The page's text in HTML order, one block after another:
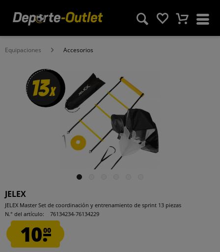
Equipaciones Accesorios
13x
JELEX
JELEX Master Set de coordinación y entrenamiento de sprint 13 piezas
N.° del artículo:
76134234-76134229
10.00